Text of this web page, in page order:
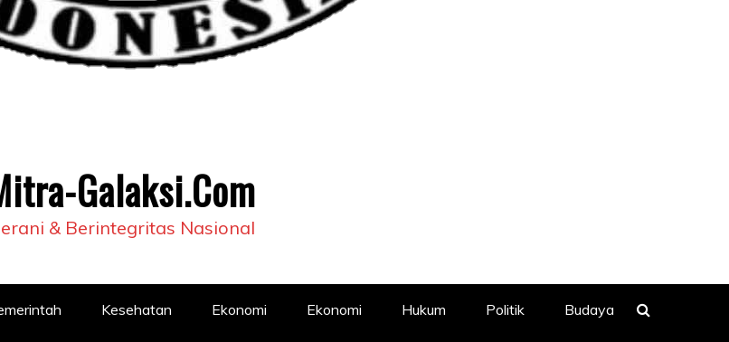
Galaksi.Com
& Berintegritas Nasional
Kesehatan Ekonomi Ekonomi Hukum Politik Budaya